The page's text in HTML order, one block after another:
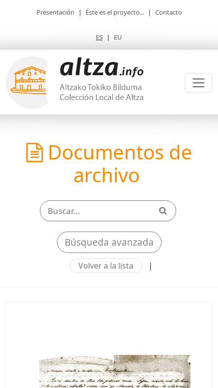
Presentación | Éste es el proyecto... | Contacto
ES | EU
Documentos de
archivo
Búsqueda avanzada
Volver a la lista |